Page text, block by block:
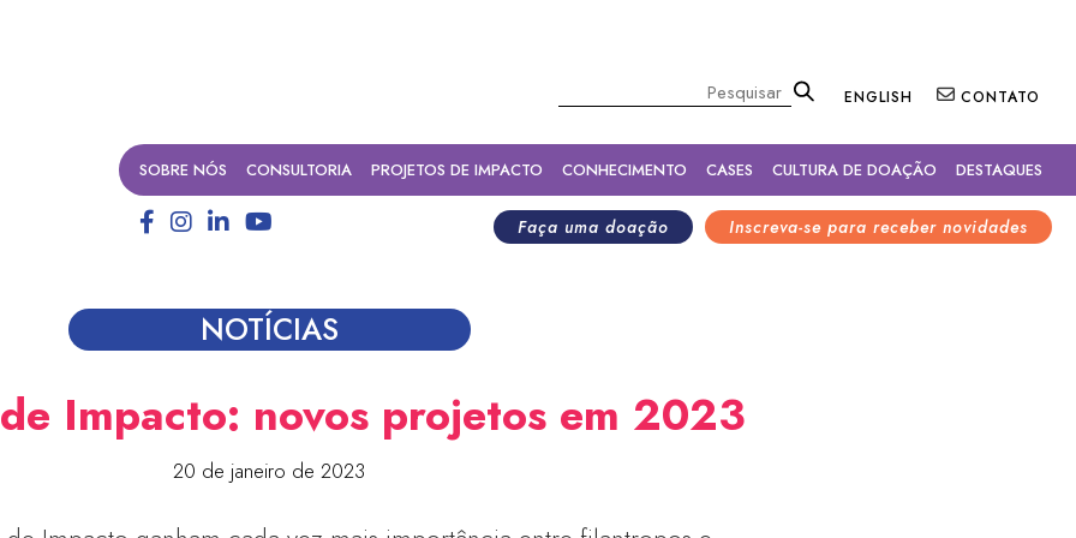
ENGLISH CONTATO
SOBRE NÓS CONSULTORIA PROJETOS DE IMPACTO CONHECIMENTO CASES CULTURA DE DOAÇÃO DESTAQUES
Inscreva-se para receber novidades
Faça uma doação
NOTÍCIAS
Impacto: novos projetos em 2023
20 de janeiro de 2023